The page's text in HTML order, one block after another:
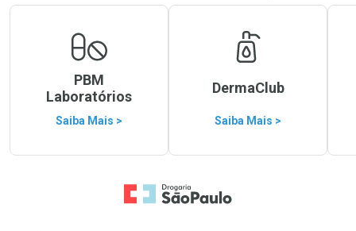
PBM
Laboratórios
Saiba Mais >
DermaClub
Saiba Mais >
Ir para a Home